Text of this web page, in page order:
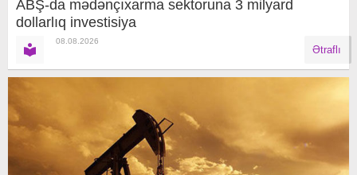
ABŞ-da mədənçıxarma sektoruna 3 milyard
dollarlıq investisiya
08.08.2026
Ətraflı